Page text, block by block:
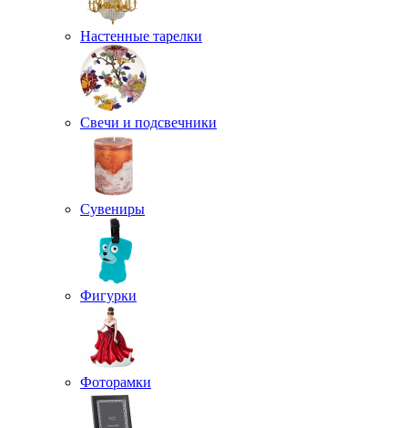
Настенные тарелки
Свечи и подсвечники
Сувениры
Фигурки
Фоторамки